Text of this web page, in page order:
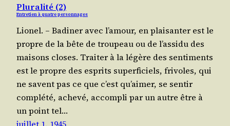
Pluralité (2)
Entretien à quatre personnages
Lio­nel. – Badi­ner avec l’a­mour, en plai­san­ter est le
propre de la bête de trou­peau ou de l’as­si­du des
mai­sons closes. Trai­ter à la légère des sen­ti­ments
est le propre des esprits super­fi­ciels, fri­voles, qui
ne savent pas ce que c’est qu’ai­mer, se sen­tir
com­plé­té, ache­vé, accom­pli par un autre être à
un point tel…